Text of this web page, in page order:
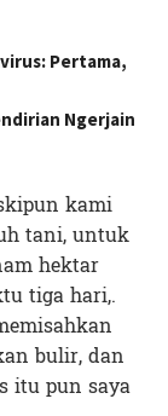
Pertama,
Ngerjain
kami
tani, untuk
hektar
tiga hari,.
bulir, dan
itu pun saya